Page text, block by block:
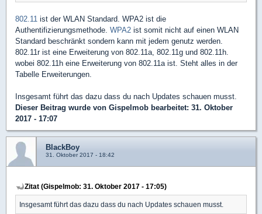
802.11 ist der WLAN Standard. WPA2 ist die
Authentifizierungsmethode. WPA2 ist somit nicht auf einen WLAN
Standard beschränkt sondern kann mit jedem genutz werden.
802.11r ist eine Erweiterung von 802.11a, 802.11g und 802.11h.
wobei 802.11h eine Erweiterung von 802.11a ist. Steht alles in der
Tabelle Erweiterungen.
Insgesamt führt das dazu dass du nach Updates schauen musst.
Dieser Beitrag wurde von Gispelmob bearbeitet: 31. Oktober
2017 - 17:07
BlackBoy
31. Oktober 2017 - 18:42
Zitat (Gispelmob: 31. Oktober 2017 - 17:05)
Insgesamt führt das dazu dass du nach Updates schauen musst.